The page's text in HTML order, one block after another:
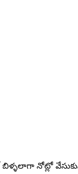
నోట్లో